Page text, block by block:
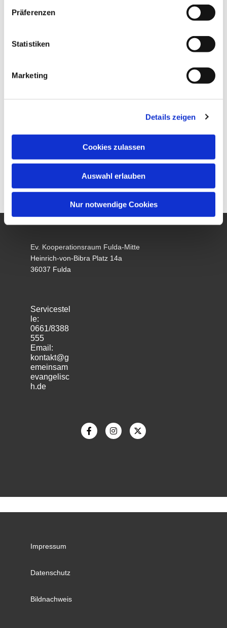
Präferenzen
Statistiken
Marketing
Details zeigen
Cookies zulassen
Auswahl erlauben
Nur notwendige Cookies
Ev. Kooperationsraum Fulda-Mitte
Heinrich-von-Bibra Platz 14a
36037 Fulda
Servicestel
le:
0661/8388
555
Email:
kontakt@g
emeinsam
evangelisc
h.de
Impressum
Datenschutz
Bildnachweis